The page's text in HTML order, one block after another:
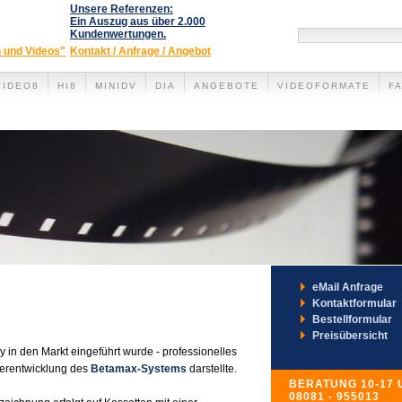
Unsere Referenzen:
Ein Auszug aus über 2.000
Kundenwertungen.
Videos" Kontakt / Anfrage / Angebot
HI8 MINIDV DIA ANGEBOTE VIDEOFORMATE
in den Markt eingeführt wurde - professionelles
des Betamax-Systems darstellte.
eMail Anfrage
Kontaktformular
Bestellformular
Preisübersicht
BERATUNG 10-17
08081 - 955013